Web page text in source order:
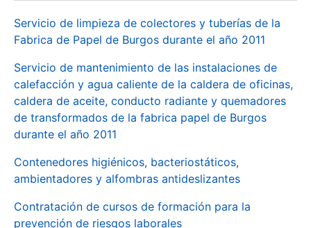
Servicio de limpieza de colectores y tuberías de la
Fabrica de Papel de Burgos durante el año 2011
Servicio de mantenimiento de las instalaciones de
calefacción y agua caliente de la caldera de oficinas,
caldera de aceite, conducto radiante y quemadores
de transformados de la fabrica papel de Burgos
durante el año 2011
Contenedores higiénicos, bacteriostáticos,
ambientadores y alfombras antideslizantes
Contratación de cursos de formación para la
prevención de riesgos laborales